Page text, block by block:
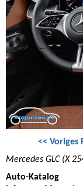
<< Voriges
Mercedes GLC (X
Auto-Katalog